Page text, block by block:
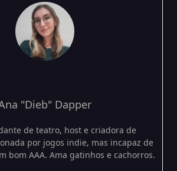
"Dieb" Dapper
de teatro, host e criadora de
por jogos indie, mas incapaz de
bom AAA. Ama gatinhos e cachorros.